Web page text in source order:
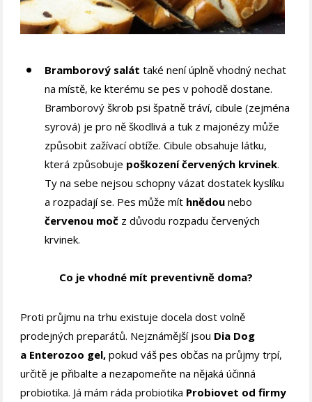
Bramborový salát také není úplně vhodný nechat
na místě, ke kterému se pes v pohodě dostane.
Bramborový škrob psi špatně tráví, cibule (zejména
syrová) je pro ně škodlivá a tuk z majonézy může
způsobit zažívací obtíže. Cibule obsahuje látku,
která způsobuje poškození červených krvinek.
Ty na sebe nejsou schopny vázat dostatek kyslíku
a rozpadají se. Pes může mít hnědou nebo
červenou moč z důvodu rozpadu červených
krvinek.
Co je vhodné mít preventivně doma?
Proti průjmu na trhu existuje docela dost volně
prodejných preparátů. Nejznámější jsou Dia Dog
a Enterozoo gel, pokud váš pes občas na průjmy trpí,
určitě je přibalte a nezapomeňte na nějaká účinná
probiotika. Já mám ráda probiotika Probiovet od firmy